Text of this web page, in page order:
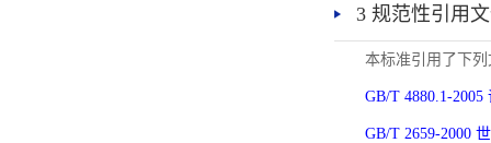
3 规范性引用
本标准引用了下
GB/T 4880.1-
GB/T 2659-2000